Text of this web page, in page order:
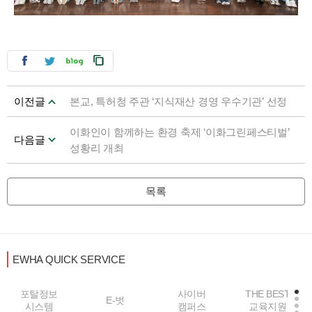
이전글 본교, 특허청 주관 ‘지식재산 경영 우수기관’ 선정
다음글
이화인이 함께하는 환경 축제 ‘이화그린페스티벌’
성황리 개최
목록
EWHA QUICK SERVICE
E-벗
사이버
캠퍼스
THE BEST
교육지원
중앙도서관